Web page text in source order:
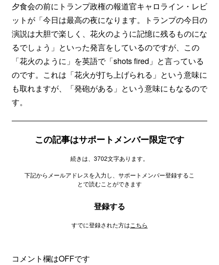
夕食会の前にトランプ政権の報道官キャロライン・レビ
ットが「今日は最高の夜になります。トランプの今日の
演説は大胆で楽しく、花火のように記憶に残るものにな
るでしょう」といった発言をしているのですが、この
「花火のように」を英語で「shots fired」と言っている
のです。これは「花火が打ち上げられる」という意味に
も取れますが、「発砲がある」という意味にもなるので
す。
この記事はサポートメンバー限定です
続きは、3702文字あります。
下記からメールアドレスを入力し、サポートメンバー登録するこ
とで読むことができます
登録する
すでに登録された方は こちら
コメント欄はOFFです